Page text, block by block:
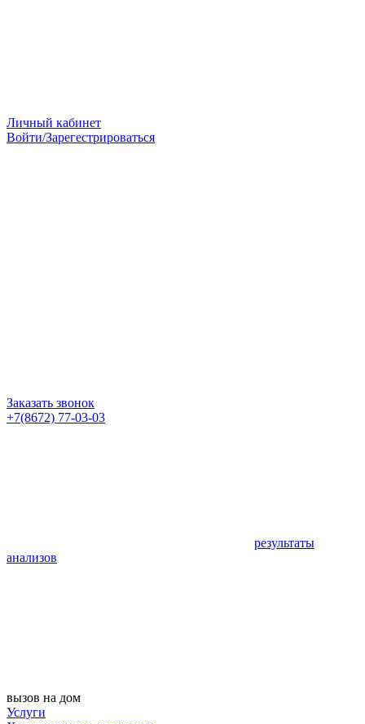
Личный кабинет
Войти/Зарегестрироваться
Заказать звонок
+7(8672) 77-03-03
результаты
анализов
вызов на дом
Услуги